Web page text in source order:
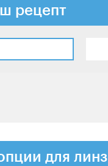
рецепт
для линз